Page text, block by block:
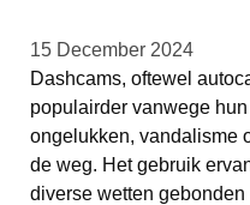
15 December 2024
Dashcams, oftewel
populairder vanwege
ongelukken, vandalisme
de weg. Het gebruik
diverse wetten